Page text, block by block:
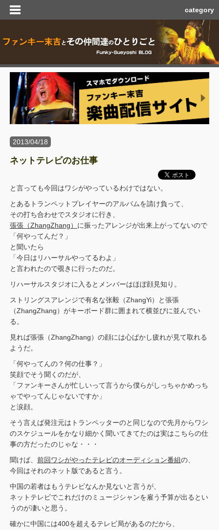
category
2013/04/18
ネットテレビのお仕事
と言っても今回はワシがやっているわけではない。
とあるトランペットプレイヤーのアルバムを請け負って、
その打ち合わせでスタジオに行き、
張張（ZhangZhang） に振ったアレンジが出来上がってないので
「何やってんだ？」
と聞いたら
「今日はリハーサルやってるわよ」
と言われたので覗きに行ったのだ。
リハーサルスタジオに入るとメンバーはほぼ顔見知り。
ストリングスアレンジで有名な张毅（ZhangYi）と張張
（ZhangZhang）がキーボード群に囲まれて横並びに並んでい
る。
見れば張張（ZhangZhang）の顔には心ばかし疲れが見て取れる
ようだ。
「何やってんの？何の仕事？」
笑顔でそう聞くのだが、
「ファンキーさんが忙しいって言うから僕らがしっちゃかめっち
ゃでやってんじゃないですか」
と涙顔。
そう言えば発注元はトランペッターのと同じなので先月からワシ
のスケジュールをかなり細かく聞いてきてたのは実はこちらの仕
事の方だったのじゃな・・・
聞けば、 前回ワシがやったテレビのオーディション番組の、
今回はそれのネット版であると言う。
中国の若者はもうテレビなんか見ないと言うが、
ネットテレビでこれだけのミュージシャンを雇う予算が出るとい
うのが凄いと思う。
確かに中国には400を超えるテレビ局があるのだから、